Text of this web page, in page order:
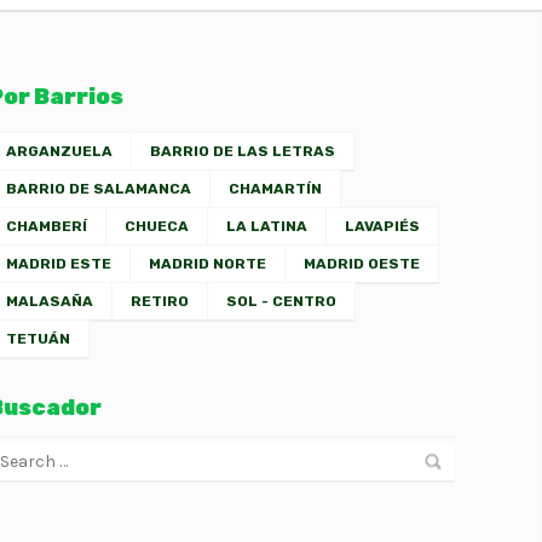
Barrios
ARGANZUELA BARRIO DE LAS LETRAS
BARRIO DE SALAMANCA CHAMARTÍN
CHAMBERÍ CHUECA LA LATINA LAVAPIÉS
MADRID ESTE MADRID NORTE MADRID OESTE
MALASAÑA RETIRO SOL - CENTRO
TETUÁN